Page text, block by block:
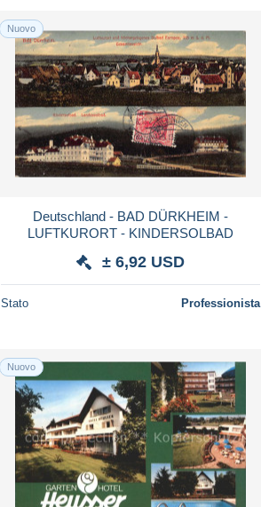
Nuovo
Deutschland - BAD DÜRKHEIM -
LUFTKURORT - KINDERSOLBAD
± 6,92 USD
Stato Professionista
Nuovo